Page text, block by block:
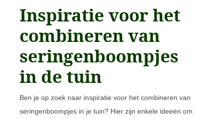
Inspiratie voor het
combineren van
seringenboompjes
in de tuin
Ben je op zoek naar inspiratie voor het combineren van
seringenboompjes in je tuin? Hier zijn enkele ideeën om